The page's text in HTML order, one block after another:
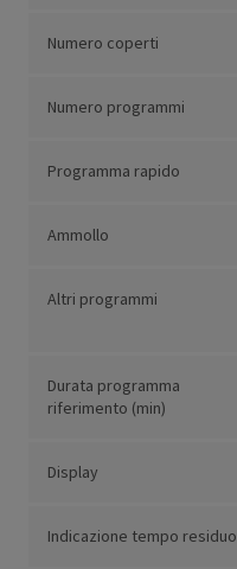
Numero coperti
Numero programmi
Programma rapido
Ammollo
Altri programmi
Durata programma
riferimento (min)
Display
Indicazione tempo residuo